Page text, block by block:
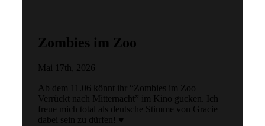
Zombies im Zoo
Mai 17th, 2026
Ab dem 11.06 könnt ihr “Zombies im Zoo –
Verrückt nach Mitternacht” im Kino gucken. Ich
freue mich total als deutsche Stimme von Gracie
dabei sein zu dürfen! ♥